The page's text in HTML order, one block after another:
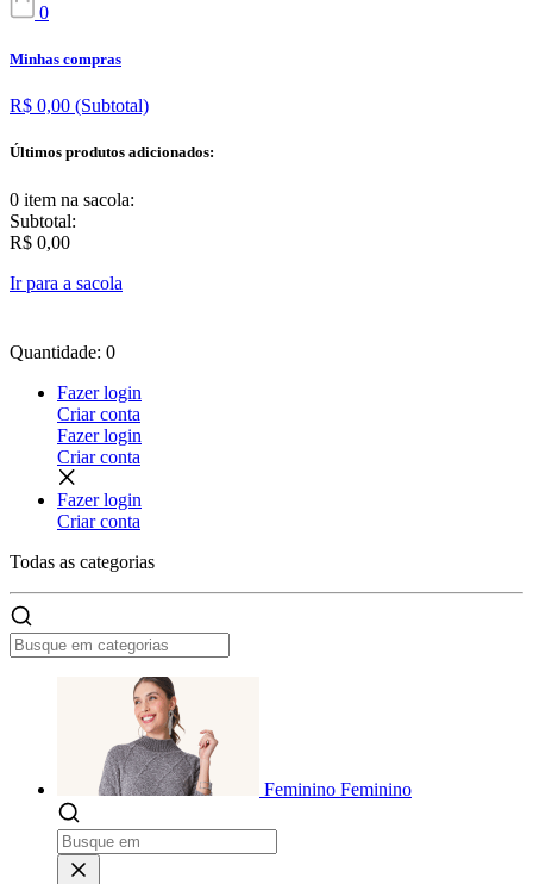
0
Minhas compras
R$ 0,00 (Subtotal)
Últimos produtos adicionados:
0 item na sacola:
Subtotal:
R$ 0,00
Ir para a sacola
Quantidade: 0
Fazer login
Criar conta
Fazer login
Criar conta
Fazer login
Criar conta
Todas as categorias
Feminino Feminino